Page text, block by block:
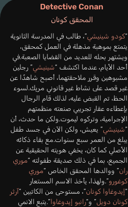
Detective Conan
المحقق كونان
“كودو شينيشي”، طالب في المدرسة الثانوية
يتمتع بموهبة مذهلة في العمل كمحقق،
ويشتهر بحله للعديد من القضايا الصعبة.في
أحد الأيام، عندما اكتشف “شينيشي” رجلين
مشبوهين وقرر ملاحقتهما، أصبح شاهدًا عن
غير قصد على نشاط غير قانوني مربِك.لسوء
الحظ، تم القبض عليه، لذلك قام الرجال
بإعطاءه عقار تجريبي صنعته منظمتهم
الإجرامية، وتركوه ليموت.ولكن ما حدث، أن
“شينيشي” يعيش، ولكن الآن في جسد طفل
يبلغ من العمر سبع سنوات.مع بقاء ذكائه
الأصلي كما كان، يخفي هويته الحقيقية عن
الجميع، بما في ذلك صديقة طفولته “موري
ران” ووالدها المحقق الخاص “موري
كوغورو”.ولهذا، يأخذ الاسم المستعار
“إيدوغاوا كونان”، مستوحى من الكاتبين “آرثر
كونان دويل” و“رانبو إيدوغاوا”.يتبع الانمي